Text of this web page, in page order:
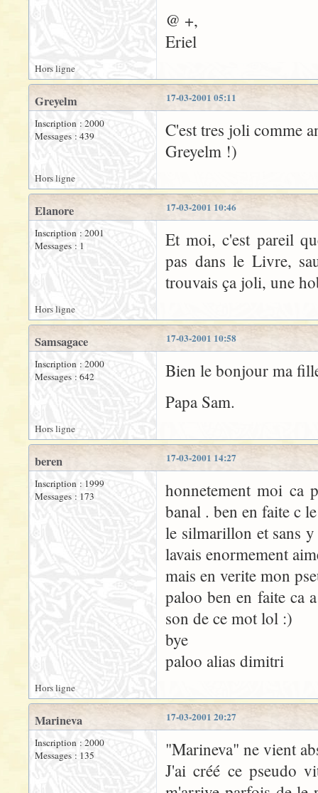
@ +,
Eriel
Hors ligne
17-03-2001 05:11
Greyelm
Inscription : 2000
Messages : 439
C'est tres joli comme
Greyelm !)
Hors ligne
17-03-2001 10:46
Elanore
Inscription : 2001
Messages : 1
Et moi, c'est pareil
pas dans le Livre,
trouvais ça joli, une
Hors ligne
17-03-2001 10:58
Samsagace
Inscription : 2000
Messages : 642
Bien le bonjour ma
Papa Sam.
Hors ligne
17-03-2001 14:27
beren
Inscription : 1999
Messages : 173
honnetement moi ca
banal . ben en faite c
le silmarillon et sans
lavais enormement
mais en verite mon
paloo ben en faite ca
son de ce mot lol :)
bye
paloo alias dimitri
Hors ligne
17-03-2001 20:27
Marineva
Inscription : 2000
Messages : 135
"Marineva" ne vient
J'ai créé ce pseudo